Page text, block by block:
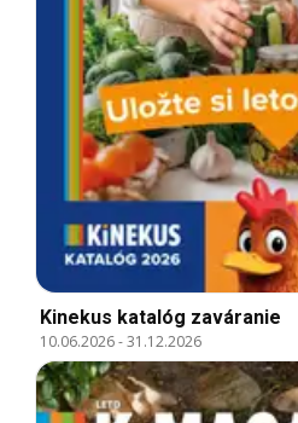
Kinekus katalóg zaváranie
10.06.2026-31.12.2026